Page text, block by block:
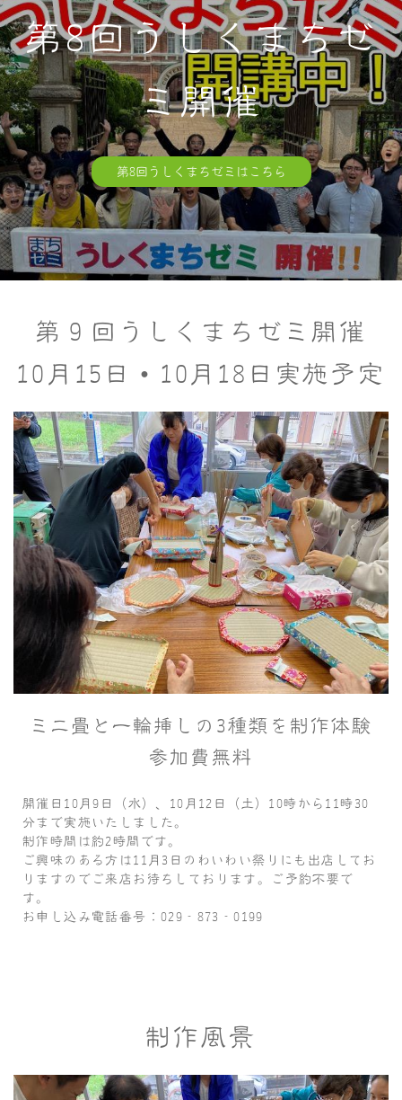
第8回うしくまちゼ
ミ開催
第8回うしくまちゼミはこちら
第９回うしくまちゼミ開催
10月15日・10月18日実施予定
ミニ畳と一輪挿しの3種類を制作体験
参加費無料
開催日10月9日（水）、10月12日（土）10時から11時30
分まで実施いたしました。
制作時間は約2時間です。
ご興味のある方は11月3日のわいわい祭りにも出店してお
りますのでご来店お待ちしております。ご予約不要で
す。
お申し込み電話番号：029‐873‐0199
制作風景